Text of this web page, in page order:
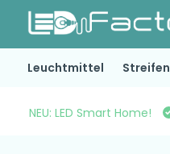
Leuchtmittel Streifen
NEU: LED Smart Home!